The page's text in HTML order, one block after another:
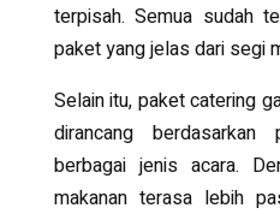
terpisah. Semua sudah
paket yang jelas dari segi
Selain itu, paket catering
dirancang berdasarkan
berbagai jenis acara.
makanan terasa lebih